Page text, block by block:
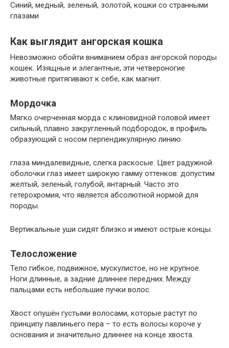
Синий, медный, зеленый, золотой, кошки со странными
глазами
Как выглядит ангорская кошка
Невозможно обойти вниманием образ ангорской породы
кошек. Изящные и элегантные, эти четвероногие
животные притягивают к себе, как магнит.
Мордочка
Мягко очерченная морда с клиновидной головой имеет
сильный, плавно закругленный подбородок, в профиль
образующий с носом перпендикулярную линию.
глаза миндалевидные, слегка раскосые. Цвет радужной
оболочки глаз имеет широкую гамму оттенков: допустим
желтый, зеленый, голубой, янтарный. Часто это
гетерохромия, что является абсолютной нормой для
породы.
Вертикальные уши сидят близко и имеют острые концы.
Телосложение
Тело гибкое, подвижное, мускулистое, но не крупное.
Ноги длинные, а задние длиннее передних. Между
пальцами есть небольшие пучки волос.
Хвост опушён густыми волосами, которые растут по
принципу павлиньего пера – то есть волосы короче у
основания и значительно длиннее на конце хвоста.